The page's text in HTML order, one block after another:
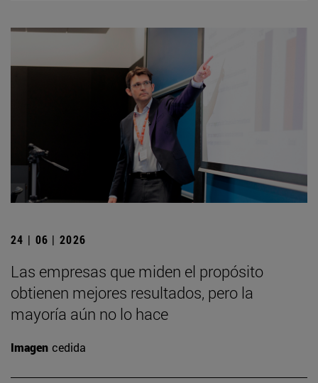
24 | 06 | 2026
Las empresas que miden el propósito
obtienen mejores resultados, pero la
mayoría aún no lo hace
Imagen cedida